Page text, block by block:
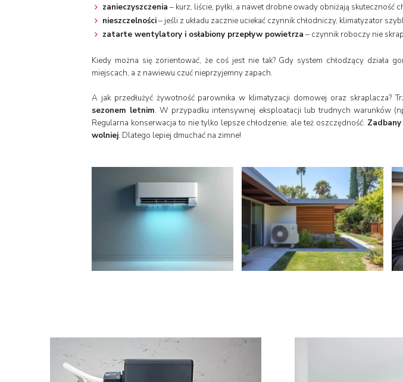
zanieczyszczenia – kurz, liście, pyłki, a nawet drobne owady obniżają skuteczność
nieszczelności– jeśli z układu zacznie uciekać czynnik chłodniczy, klimatyzator
zatarte wentylatory i osłabiony przepływ powietrza – czynnik roboczy nie
Kiedy można się zorientować, że coś jest nie tak? Gdy system chłodzący działa
miejscach, a z nawiewu czuć nieprzyjemny zapach.
A jak przedłużyć żywotność parownika w klimatyzacji domowej oraz skraplacza?
sezonem letnim. W przypadku intensywnej eksploatacji lub trudnych warunków
Regularna konserwacja to nie tylko lepsze chłodzenie, ale też oszczędność.
wolniej. Dlatego lepiej dmuchać na zimne!